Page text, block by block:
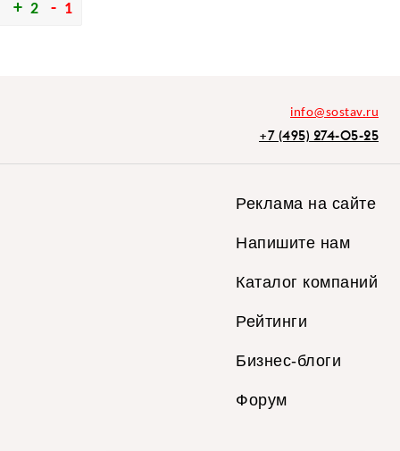
2 1
info@sostav.ru
+7 (495) 274-05-25
Реклама на сайте
Напишите нам
Каталог компаний
Рейтинги
Бизнес-блоги
Форум